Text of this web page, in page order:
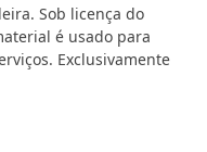
Sob licença do
é usado para
Exclusivamente